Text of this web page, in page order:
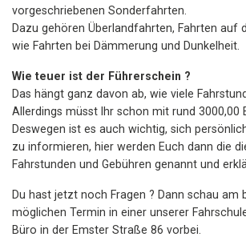
vorgeschriebenen Sonderfahrten.
Dazu gehören Überlandfahrten, Fahrten auf
wie Fahrten bei Dämmerung und Dunkelheit.
Wie teuer ist der Führerschein ?
Das hängt ganz davon ab, wie viele
Allerdings müsst Ihr schon mit rund 3000,00
Deswegen ist es auch wichtig, sich
zu informieren, hier werden Euch dann die
Fahrstunden und Gebühren genannt und
Du hast jetzt noch Fragen ? Dann schau am
möglichen Termin in einer unserer
Büro in der Emster Straße 86 vorbei.